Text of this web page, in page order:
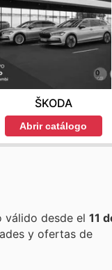
ŠKODA
Abrir catálogo
válido desde el 11
y ofertas de